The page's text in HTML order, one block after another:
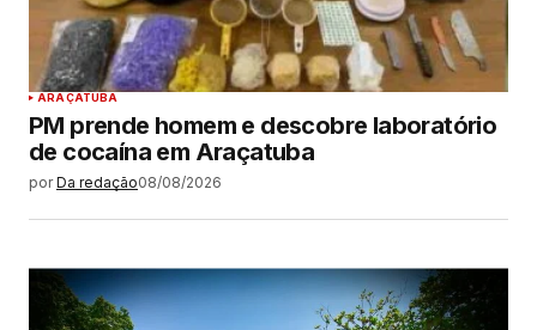
ARAÇATUBA
PM prende homem e descobre laboratório
de cocaína em Araçatuba
por Da redação08/08/2026